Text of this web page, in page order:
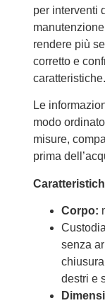
per interventi
rendere più
corretto e
caratteristiche.
Le
modo
misure,
prima
Corpo:
senza
destri e